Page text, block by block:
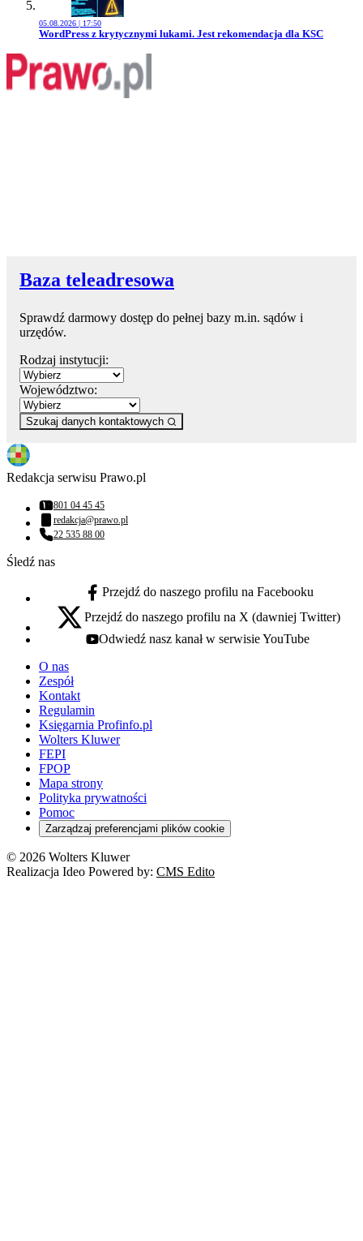
05.08.2026 | 17:50
Przejdź do artykułu:
WordPress z krytycznymi lukami. Jest rekomendacja dla KSC
Baza teleadresowa
Sprawdź darmowy dostęp do pełnej bazy m.in. sądów i
urzędów.
Rodzaj instytucji:
Województwo:
Szukaj danych kontaktowych
Redakcja serwisu Prawo.pl
Numer telefonu:
801 04 45 45
Adres email:
redakcja@prawo.pl
Numer telefonu:
22 535 88 00
Śledź nas
facebook - otwiera się w nowej karcie
Przejdź do naszego profilu na Facebooku
x - otwiera się w nowej karcie
Przejdź do naszego profilu na X (dawniej Twitter)
youtube - otwiera się w nowej karcie
Odwiedź nasz kanał w serwisie YouTube
O nas
Zespół
Kontakt
Regulamin
Księgarnia Profinfo.pl
Wolters Kluwer
FEPI
FPOP
Mapa strony
Polityka prywatności
Pomoc
Zarządzaj preferencjami plików cookie
© 2026 Wolters Kluwer
Realizacja Ideo Powered by: CMS Edito